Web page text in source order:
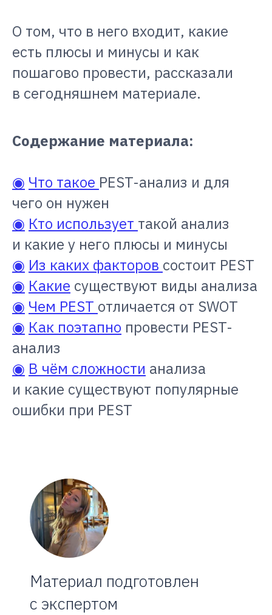
О том, что в него входит, какие
есть плюсы и минусы и как
пошагово провести, рассказали
в сегодняшнем материале.
Содержание материала:
◉ Что такое PEST-анализ и для
чего он нужен
◉ Кто использует такой анализ
и какие у него плюсы и минусы
◉ Из каких факторов состоит PEST
◉ Какие существуют виды анализа
◉ Чем PEST отличается от SWOT
◉ Как поэтапно провести PEST-
анализ
◉ В чём сложности анализа
и какие существуют популярные
ошибки при PEST
Материал подготовлен
с экспертом